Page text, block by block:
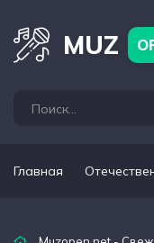
MUZ
Главная
артисты